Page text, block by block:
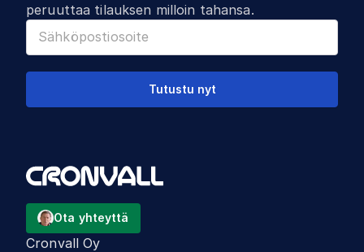
peruuttaa tilauksen milloin tahansa.
Tutustu nyt
Ota yhteyttä
Cronvall Oy